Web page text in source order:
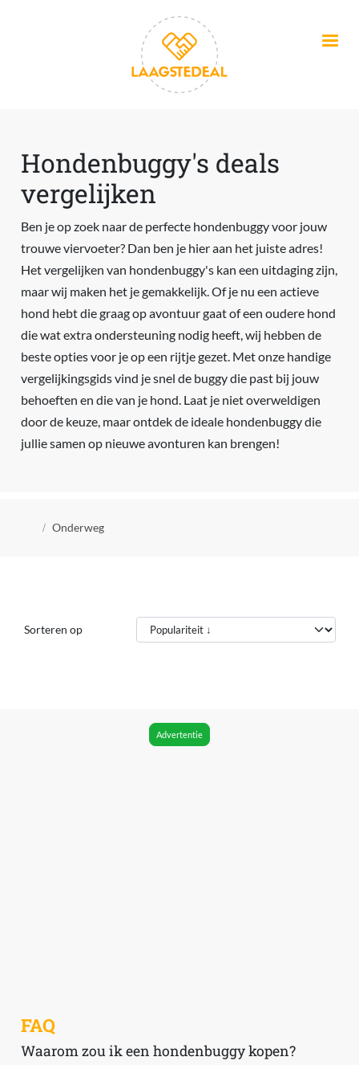
Hondenbuggy's deals
vergelijken
Ben je op zoek naar de perfecte hondenbuggy voor jouw
trouwe viervoeter? Dan ben je hier aan het juiste adres!
Het vergelijken van hondenbuggy's kan een uitdaging zijn,
maar wij maken het je gemakkelijk. Of je nu een actieve
hond hebt die graag op avontuur gaat of een oudere hond
die wat extra ondersteuning nodig heeft, wij hebben de
beste opties voor je op een rijtje gezet. Met onze handige
vergelijkingsgids vind je snel de buggy die past bij jouw
behoeften en die van je hond. Laat je niet overweldigen
door de keuze, maar ontdek de ideale hondenbuggy die
jullie samen op nieuwe avonturen kan brengen!
Kruimelpad
Onderweg
Sorteren op
Advertentie
FAQ
Waarom zou ik een hondenbuggy kopen?